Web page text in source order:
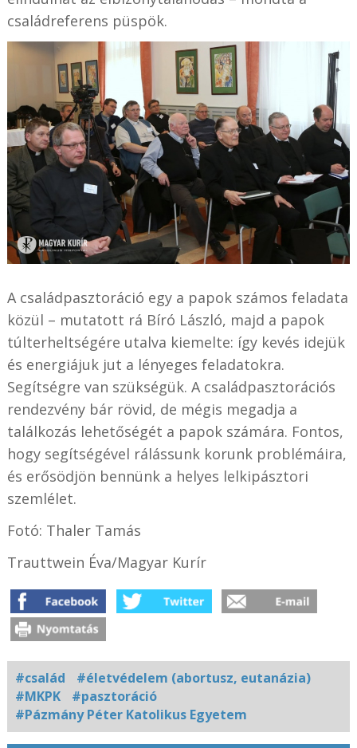
családreferens püspök.
A családpasztoráció egy a papok számos feladata
közül – mutatott rá Bíró László, majd a papok
túlterheltségére utalva kiemelte: így kevés idejük
és energiájuk jut a lényeges feladatokra.
Segítségre van szükségük. A családpasztorációs
rendezvény bár rövid, de mégis megadja a
találkozás lehetőségét a papok számára. Fontos,
hogy segítségével rálássunk korunk problémáira,
és erősödjön bennünk a helyes lelkipásztori
szemlélet.
Fotó: Thaler Tamás
Trauttwein Éva/Magyar Kurír
#család
#életvédelem (abortusz, eutanázia)
#MKPK
#pasztoráció
#Pázmány Péter Katolikus Egyetem